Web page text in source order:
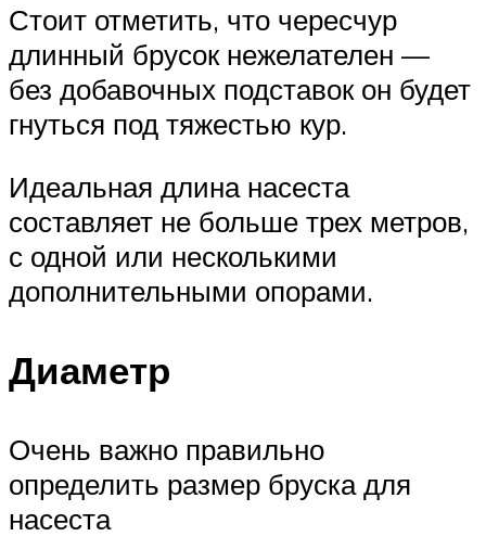
Стоит отметить, что чересчур
длинный брусок нежелателен —
без добавочных подставок он будет
гнуться под тяжестью кур.
Идеальная длина насеста
составляет не больше трех метров,
с одной или несколькими
дополнительными опорами.
Диаметр
Очень важно правильно
определить размер бруска для
насеста